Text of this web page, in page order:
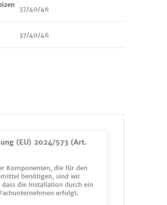
37/40/46
37/40/46
(EU) 2024/573 (Art.
Komponenten, die für den
benötigen, sind wir
die Installation durch ein
erfolgt.